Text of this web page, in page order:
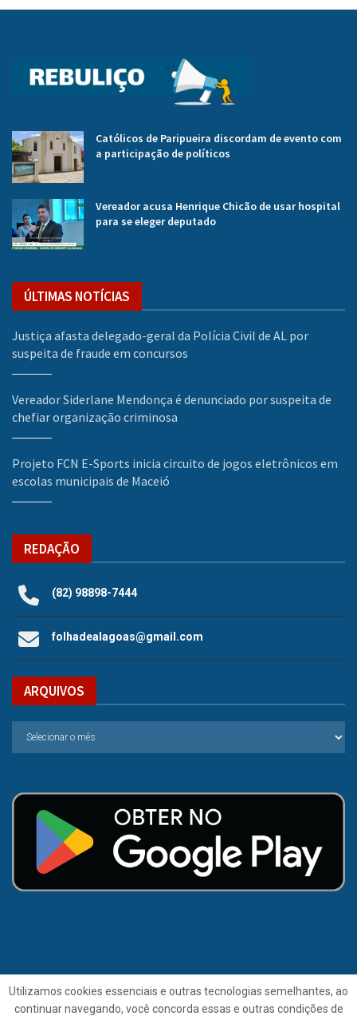
Católicos de Paripueira discordam de evento com
a participação de políticos
Vereador acusa Henrique Chicão de usar hospital
para se eleger deputado
ÚLTIMAS NOTÍCIAS
Justiça afasta delegado-geral da Polícia Civil de AL por
suspeita de fraude em concursos
Vereador Siderlane Mendonça é denunciado por suspeita de
chefiar organização criminosa
Projeto FCN E-Sports inicia circuito de jogos eletrônicos em
escolas municipais de Maceió
REDAÇÃO
(82) 98898-7444
folhadealagoas@gmail.com
ARQUIVOS
Utilizamos cookies essenciais e outras tecnologias semelhantes, ao
continuar navegando, você concorda essas e outras condições de